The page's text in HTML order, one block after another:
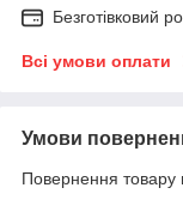
Безготівковий
Всі умови оплати
Умови
Повернення товару